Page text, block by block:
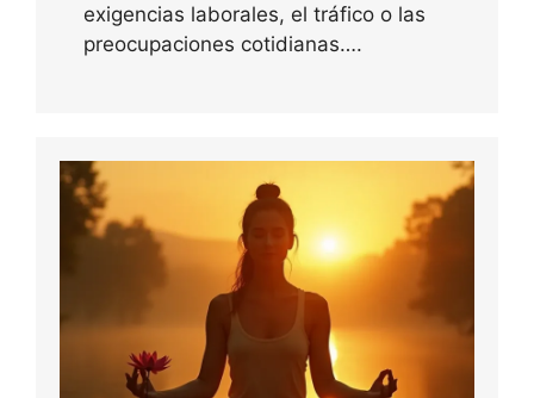
exigencias laborales, el tráfico o las
preocupaciones cotidianas….